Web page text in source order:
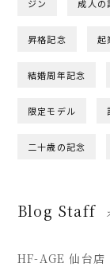
ジン 成人の
昇格記念 起
結婚周年記念
限定モデル
二十歳の記念
Blog Staff
HF-AGE 仙台店